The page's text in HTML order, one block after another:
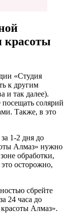
красоты
«Студия
к другим
и так далее).
посещать солярий
Также, в это
за 1-2 дня до
Алмаз» нужно
обработки,
осторожно,
сбрейте
24 часа до
Алмаз».